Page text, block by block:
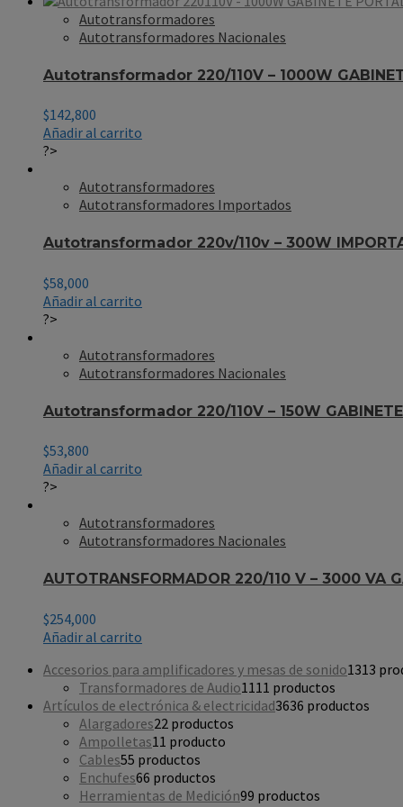
Autotransformadores
Autotransformadores Nacionales
Autotransformador 220/110V – 1000W
$142,800
Añadir al carrito
?>
Autotransformadores
Autotransformadores Importados
Autotransformador 220v/110v – 300W
$58,000
Añadir al carrito
?>
Autotransformadores
Autotransformadores Nacionales
Autotransformador 220/110V – 150W GABINETE
$53,800
Añadir al carrito
?>
Autotransformadores
Autotransformadores Nacionales
AUTOTRANSFORMADOR 220/110 V – 3000 VA
$254,000
Añadir al carrito
Accesorios para amplificadores y mesas de sonido1313
Transformadores de Audio11 11 productos
Artículos de electrónica & electricidad3636 productos
Alargadores22 productos
Ampolletas1 1 producto
Cables55 productos
Enchufes66 productos
Herramientas de Medición99 productos